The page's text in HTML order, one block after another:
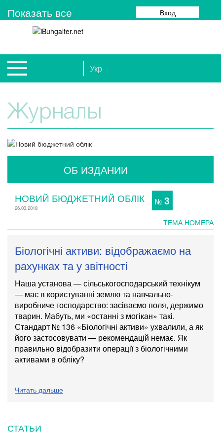
Показать все Вход
Укр
Журналы
ОБ ИЗДАНИИ
НОВИЙ БЮДЖЕТНИЙ ОБЛІК
26.03.2018
№ 3
ТЕМА НОМЕРА
Біологічні активи: відображаємо на
рахунках та у звітності
Наша установа — сільськогосподарський технікум
— має в користуванні землю та навчально-
виробниче господарство: засіваємо поля, держимо
тварин. Мабуть, ми «останні з могікан» такі.
Стандарт № 136 «Біологічні активи» ухвалили, а як
його застосовувати — рекомендацій немає. Як
правильно відобразити операції з біологічними
активами в обліку?
Читать дальше
СТАТЬИ